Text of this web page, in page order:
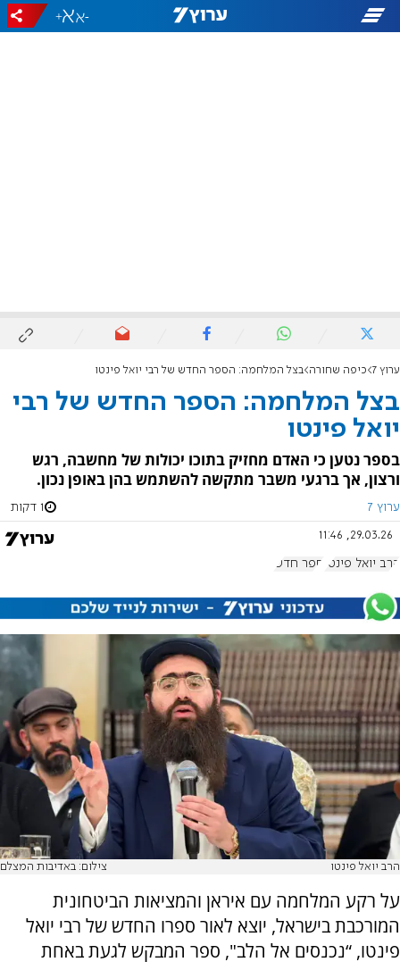
-
+
ערוץ 7 כיפה שחורה בצל המלחמה: הספר החדש של רבי יואל פינטו
בצל המלחמה: הספר החדש של רבי
יואל פינטו
בספר נטען כי האדם מחזיק בתוכו יכולות של מחשבה, רגש
ורצון, אך ברגעי משבר מתקשה להשתמש בהן באופן נכון.
ערוץ 7 1 דקות
29.03.26, 11:46
הרב יואל פינטו ספר חדש
הרב יואל פינטו צילום: באדיבות המצלם
על רקע המלחמה עם איראן והמציאות הביטחונית
המורכבת בישראל, יוצא לאור ספרו החדש של רבי יואל
פינטו, “נכנסים אל הלב", ספר המבקש לגעת באחת